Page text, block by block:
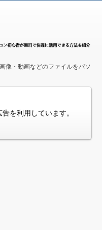
像・動画などのファイルをパソ
を利用しています。